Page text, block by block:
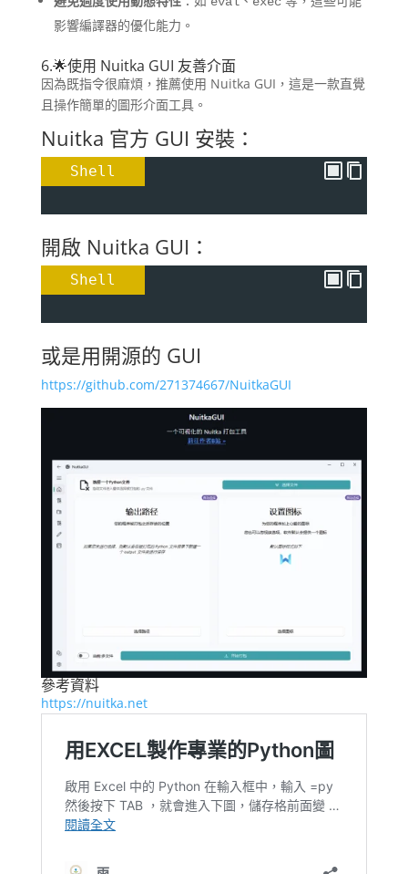
影響編譯器的優化能力。
6.🌟使用 Nuitka GUI 友善介面
因為既指令很麻煩，推薦使用 Nuitka GUI，這是一款直覺
且操作簡單的圖形介面工具。
Nuitka 官方 GUI 安裝：
Shell
開啟 Nuitka GUI：
Shell
或是用開源的 GUI
https://github.com/271374667/NuitkaGUI
參考資料
https://nuitka.net